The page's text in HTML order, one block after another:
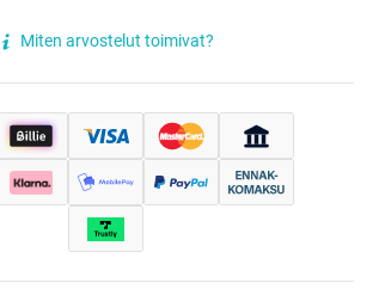
Miten arvostelut toimivat?